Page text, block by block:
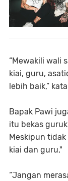
“Mewakili wali
kiai, guru,
lebih baik,”
Bapak Pawi
itu bekas
Meskipun
kiai dan guru,"
“Jangan